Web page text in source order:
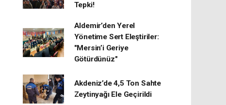
Tepki!
Aldemir’den Yerel
Yönetime Sert Eleştiriler:
"Mersin’i Geriye
Götürdünüz"
Akdeniz’de 4,5 Ton Sahte
Zeytinyağı Ele Geçirildi